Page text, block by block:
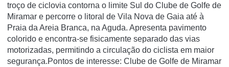
troço de ciclovia contorna o limite Sul do Clube de Golfe de
Miramar e percorre o litoral de Vila Nova de Gaia até à
Praia da Areia Branca, na Aguda. Apresenta pavimento
colorido e encontra-se fisicamente separado das vias
motorizadas, permitindo a circulação do ciclista em maior
segurança.Pontos de interesse: Clube de Golfe de Miramar